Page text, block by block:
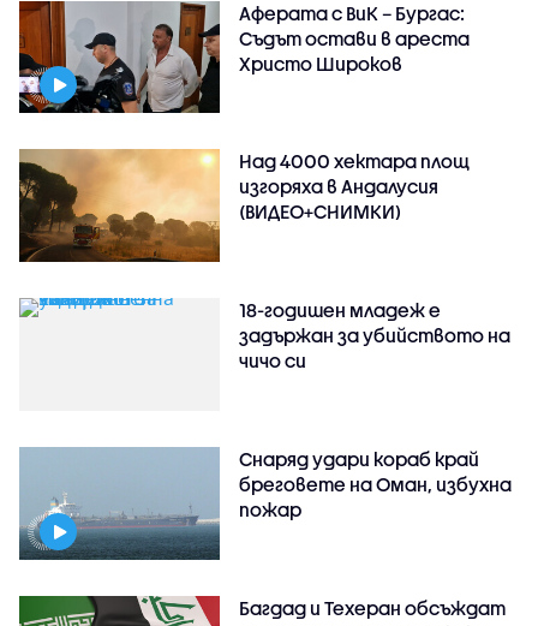
Аферата с ВиК – Бургас:
Съдът остави в ареста
Христо Широков
Над 4000 хектара площ
изгоряха в Андалусия
(ВИДЕО+СНИМКИ)
18-годишен младеж е
задържан за убийството на
чичо си
Снаряд удари кораб край
бреговете на Оман, избухна
пожар
Багдад и Техеран обсъждат